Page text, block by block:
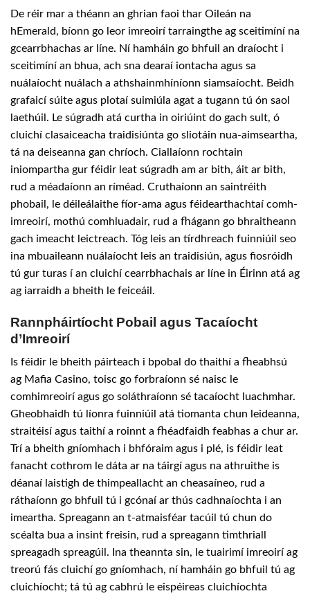
De réir mar a théann an ghrian faoi thar Oileán na
hEmerald, bíonn go leor imreoirí tarraingthe ag sceitimíní na
gcearrbhachas ar líne. Ní hamháin go bhfuil an draíocht i
sceitimíní an bhua, ach sna dearaí iontacha agus sa
nuálaíocht nuálach a athshainmhíníonn siamsaíocht. Beidh
grafaicí súite agus plotaí suimiúla agat a tugann tú ón saol
laethúil. Le súgradh atá curtha in oiriúint do gach sult, ó
cluichí clasaiceacha traidisiúnta go sliotáin nua-aimseartha,
tá na deiseanna gan chríoch. Ciallaíonn rochtain
iniompartha gur féidir leat súgradh am ar bith, áit ar bith,
rud a méadaíonn an ríméad. Cruthaíonn an saintréith
phobail, le déileálaithe fíor-ama agus féidearthachtaí comh-
imreoirí, mothú comhluadair, rud a fhágann go bhraitheann
gach imeacht leictreach. Tóg leis an tírdhreach fuinniúil seo
ina mbuaileann nuálaíocht leis an traidisiún, agus fiosróidh
tú gur turas í an cluichí cearrbhachais ar líne in Éirinn atá ag
ag iarraidh a bheith le feiceáil.
Rannpháirtíocht Pobail agus Tacaíocht
d’Imreoirí
Is féidir le bheith páirteach i bpobal do thaithí a fheabhsú
ag Mafia Casino, toisc go forbraíonn sé naisc le
comhimreoirí agus go soláthraíonn sé tacaíocht luachmhar.
Gheobhaidh tú líonra fuinniúil atá tiomanta chun leideanna,
straitéisí agus taithí a roinnt a fhéadfaidh feabhas a chur ar.
Trí a bheith gníomhach i bhfóraim agus i plé, is féidir leat
fanacht cothrom le dáta ar na táirgí agus na athruithe is
déanaí laistigh de thimpeallacht an cheasaíneo, rud a
ráthaíonn go bhfuil tú i gcónaí ar thús cadhnaíochta i an
imeartha. Spreagann an t-atmaisféar tacúil tú chun do
scéalta bua a insint freisin, rud a spreagann timthriall
spreagadh spreagúil. Ina theannta sin, le tuairimí imreoirí ag
treorú fás cluichí go gníomhach, ní hamháin go bhfuil tú ag
cluichíocht; tá tú ag cabhrú le eispéireas cluichíochta